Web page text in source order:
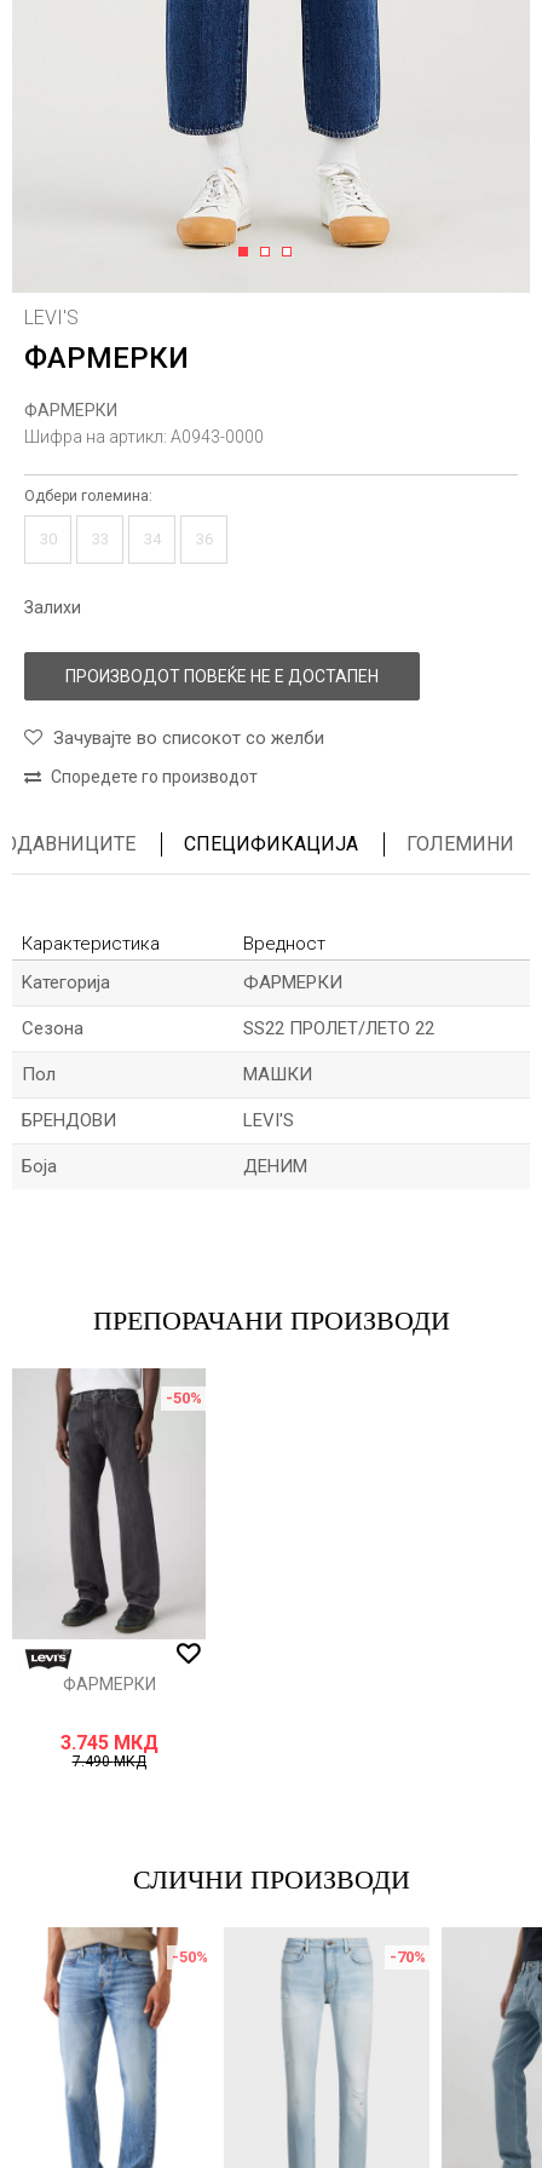
1 2 3
LEVI'S
ФАРМЕРКИ
ФАРМЕРКИ
Шифра на артикл: A0943-0000
Одбери големина:
30 33 34 36
Залихи
ПРОИЗВОДОТ ПОВЕЌЕ НЕ Е ДОСТАПЕН
Зачувајте во списокот со желби
Споредете го производот
СПЕЦИФИКАЦИЈА ГОЛЕМИНИ
Карактеристика
Вредност
Kатегорија
ФАРМЕРКИ
Сезона SS22 ПРОЛЕТ/ЛЕТО 22
Пол МАШКИ
БРЕНДОВИ LEVI'S
Боја ДЕНИМ
Порака
ПРЕПОРАЧАНИ ПРОИЗВОДИ
-50%
ФАРМЕРКИ
3.745 МКД
7.490МКД
СЛИЧНИ ПРОИЗВОДИ
-50% -70%